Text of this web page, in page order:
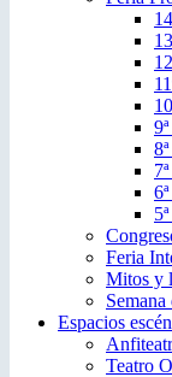
Feria
Mitos y
Espacios
Teatro